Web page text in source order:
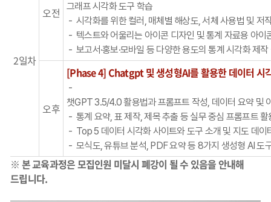
2일차
오전
그래프 시각화 도구 학습
- 시각화를 위한 컬러, 매체별 해상도, 서체 사용법 및 저
- 텍스트와 어울리는 아이콘 디자인 및 통계 자료용 아이
- 보고서·홍보·모바일 등 다양한 용도의 통계 시각화 제작
오후
[Phase 4] Chatgpt 및 생성형AI를 활용한 데이터 시
-
챗GPT 3.5/4.0 활용법과 프롬프트 작성, 데이터 요약 및
- 통계 요약, 표 제작, 제목 추출 등 실무 중심 프롬프트 활
- Top 5 데이터 시각화 사이트와 도구 소개 및 지도 데이
- 모식도, 유튜브 분석, PDF 요약 등 8가지 생성형 AI 도
※ 본 교육과정은 모집인원 미달시 폐강이 될 수 있음을 안내해
드립니다.